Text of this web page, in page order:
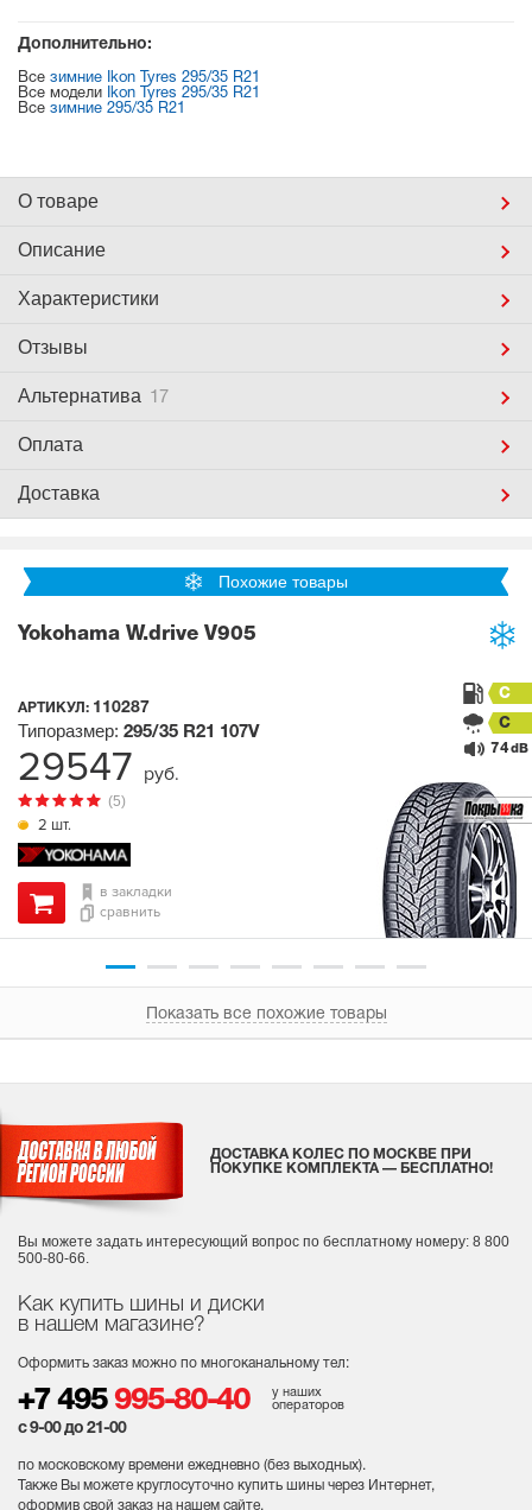
Дополнительно:
Все зимние Ikon Tyres 295/35 R21
Все модели
Ikon Tyres 295/35 R21
Все зимние 295/35 R21
О товаре
Описание
Характеристики
Отзывы
Альтернатива 17
Оплата
Доставка
Похожие товары
Yokohama W.drive V905
АРТИКУЛ: 110287
2 шт.
(5)
Типоразмер: 295/35 R21 107V
C
C
74dB
в закладки
сравнить
29547 руб.
Показать все похожие товары
Как купить шины и диски
в нашем магазине?
Оформить заказ можно по многоканальному тел:
+7 495 995-80-40
у наших
операторов
с 9-00 до 21-00
по московскому времени ежедневно (без выходных).
Также Вы можете круглосуточно купить шины через Интернет,
оформив свой заказ на нашем сайте.
ДОСТАВКА КОЛЕС ПО МОСКВЕ ПРИ
ПОКУПКЕ КОМПЛЕКТА — БЕСПЛАТНО!
Вы можете задать интересующий вопрос по бесплатному номеру: 8 800
500-80-66.